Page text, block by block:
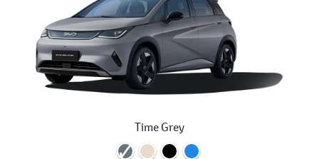
Time Grey